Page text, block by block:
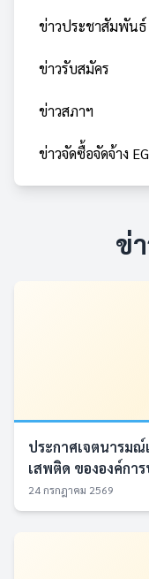
ข่าวประชาสัมพันธ์
ข่าวรับสมัคร
ข่าวสภาฯ
ข่าวจัดซื้อจัดจ้าง
ข่
ประกาศเจตนารมณ์
เสพติด ขององค์กา
24 กรกฎาคม 2569